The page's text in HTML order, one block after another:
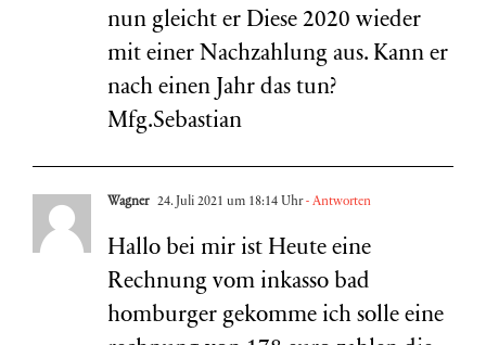
nun gleicht er Diese 2020 wieder
mit einer Nachzahlung aus. Kann er
nach einen Jahr das tun?
Mfg.Sebastian
Wagner 24. Juli 2021 um 18:14 Uhr- Antworten
Hallo bei mir ist Heute eine
Rechnung vom inkasso bad
homburger gekomme ich solle eine